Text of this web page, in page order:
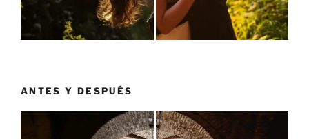
ANTES Y DESPUÉS